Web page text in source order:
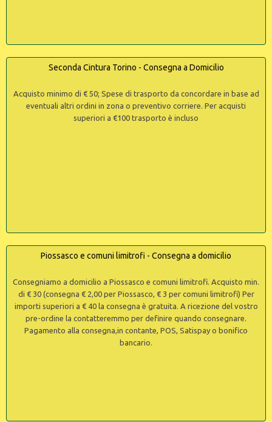
Seconda Cintura Torino - Consegna a Domicilio
Acquisto minimo di € 50; Spese di trasporto da concordare in base ad
eventuali altri ordini in zona o preventivo corriere. Per acquisti
superiori a €100 trasporto è incluso
Piossasco e comuni limitrofi - Consegna a domicilio
Consegniamo a domicilio a Piossasco e comuni limitrofi. Acquisto min.
di € 30 (consegna € 2,00 per Piossasco, € 3 per comuni limitrofi) Per
importi superiori a € 40 la consegna è gratuita. A ricezione del vostro
pre-ordine la contatteremmo per definire quando consegnare.
Pagamento alla consegna,in contante, POS, Satispay o bonifico
bancario.